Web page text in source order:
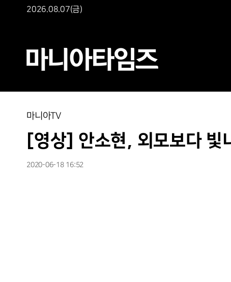
2026.08.07(금)
마니아TV
[영상] 안소현, 외모보다 빛
2020-06-18 16:52